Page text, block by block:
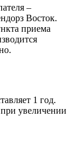
–
Восток.
приема
1 год.
увеличении